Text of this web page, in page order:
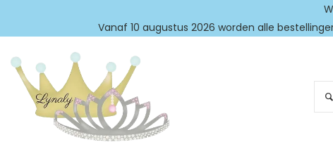
Vanaf 10 augustus 2026 worden alle